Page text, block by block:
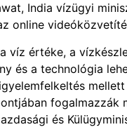
India vízügyi
online
víz értéke, a
és a technológia
és